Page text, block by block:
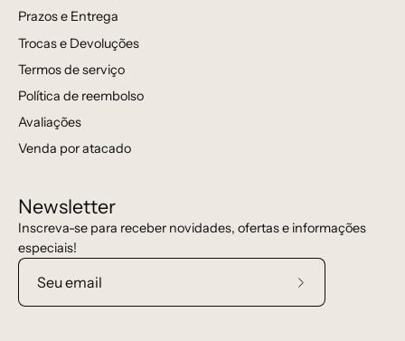
Prazos e Entrega
Trocas e Devoluções
Termos de serviço
Política de reembolso
Avaliações
Venda por atacado
Newsletter
Inscreva-se para receber novidades, ofertas e informações
especiais!